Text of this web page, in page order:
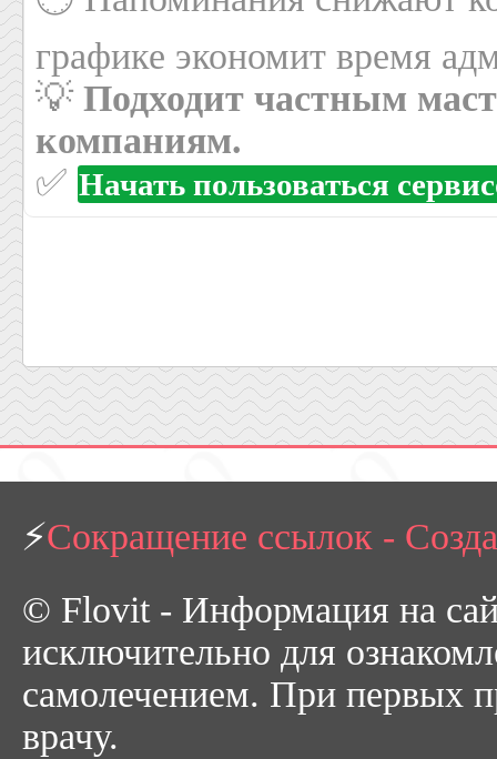
графике экономит время
💡 Подходит частным
компаниям.
✅ Начать пользоваться
⚡Сокращение ссылок -
© Flovit - Информация на
исключительно для
самолечением. При первых
врачу.